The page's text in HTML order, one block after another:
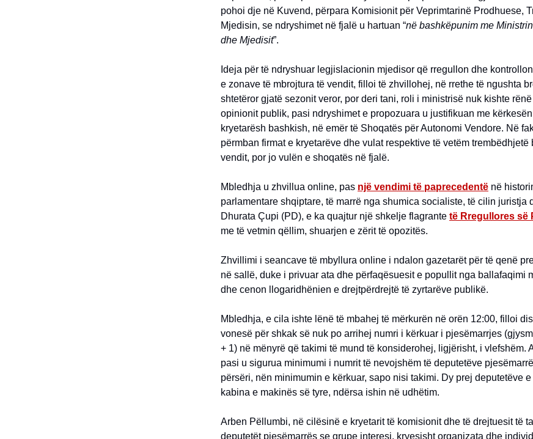
pohoi dje në Kuvend, përpara Komisionit për Veprimtarinë Prodhuese,
Mjedisin, se ndryshimet në fjalë u hartuan “në bashkëpunim me
dhe Mjedisit”.
Ideja për të ndryshuar legjislacionin mjedisor që rregullon dhe
e zonave të mbrojtura të vendit, filloi të zhvillohej, në rrethe të ngushta
shtetëror gjatë sezonit veror, por deri tani, roli i ministrisë nuk kishte
opinionit publik, pasi ndryshimet e propozuara u justifikuan me
kryetarësh bashkish, në emër të Shoqatës për Autonomi Vendore. Në
përmban firmat e kryetarëve dhe vulat respektive të vetëm trembëdhjetë
vendit, por jo vulën e shoqatës në fjalë.
Mbledhja u zhvillua online, pas një vendimi të paprecedentë në
parlamentare shqiptare, të marrë nga shumica socialiste, të cilin juristja
Dhurata Çupi (PD), e ka quajtur një shkelje flagrante të Rregullores së
me të vetmin qëllim, shuarjen e zërit të opozitës.
Zhvillimi i seancave të mbyllura online i ndalon gazetarët për të qenë
në sallë, duke i privuar ata dhe përfaqësuesit e popullit nga ballafaqimi
dhe cenon llogaridhënien e drejtpërdrejtë të zyrtarëve publikë.
Mbledhja, e cila ishte lënë të mbahej të mërkurën në orën 12:00, filloi
vonesë për shkak së nuk po arrihej numri i kërkuar i pjesëmarrjes
+ 1) në mënyrë që takimi të mund të konsiderohej, ligjërisht, i vlefshëm.
pasi u sigurua minimumi i numrit të nevojshëm të deputetëve
përsëri, nën minimumin e kërkuar, sapo nisi takimi. Dy prej deputetëve
kabina e makinës së tyre, ndërsa ishin në udhëtim.
Arben Pëllumbi, në cilësinë e kryetarit të komisionit dhe të drejtuesit të
deputetët pjesëmarrës se grupe interesi, kryesisht organizata dhe